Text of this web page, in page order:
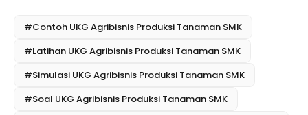
#Contoh UKG Agribisnis Produksi Tanaman SMK
#Latihan UKG Agribisnis Produksi Tanaman SMK
#Simulasi UKG Agribisnis Produksi Tanaman SMK
#Soal UKG Agribisnis Produksi Tanaman SMK